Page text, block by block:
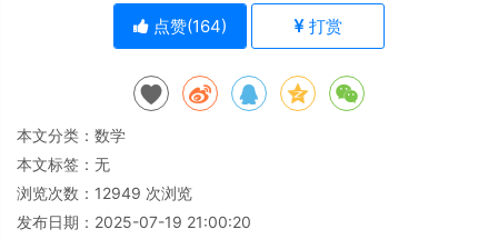
点赞(164) 打赏
本文分类： 数学
本文标签：无
浏览次数： 12949 次浏览
发布日期：2025-07-19 21:00:20